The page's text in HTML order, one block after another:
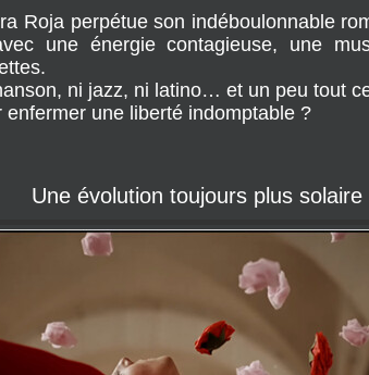
Roja perpétue son indéboulonnable
une énergie contagieuse, une
ni jazz, ni latino… et un peu tout
une liberté indomptable ?
Une évolution toujours plus solaire